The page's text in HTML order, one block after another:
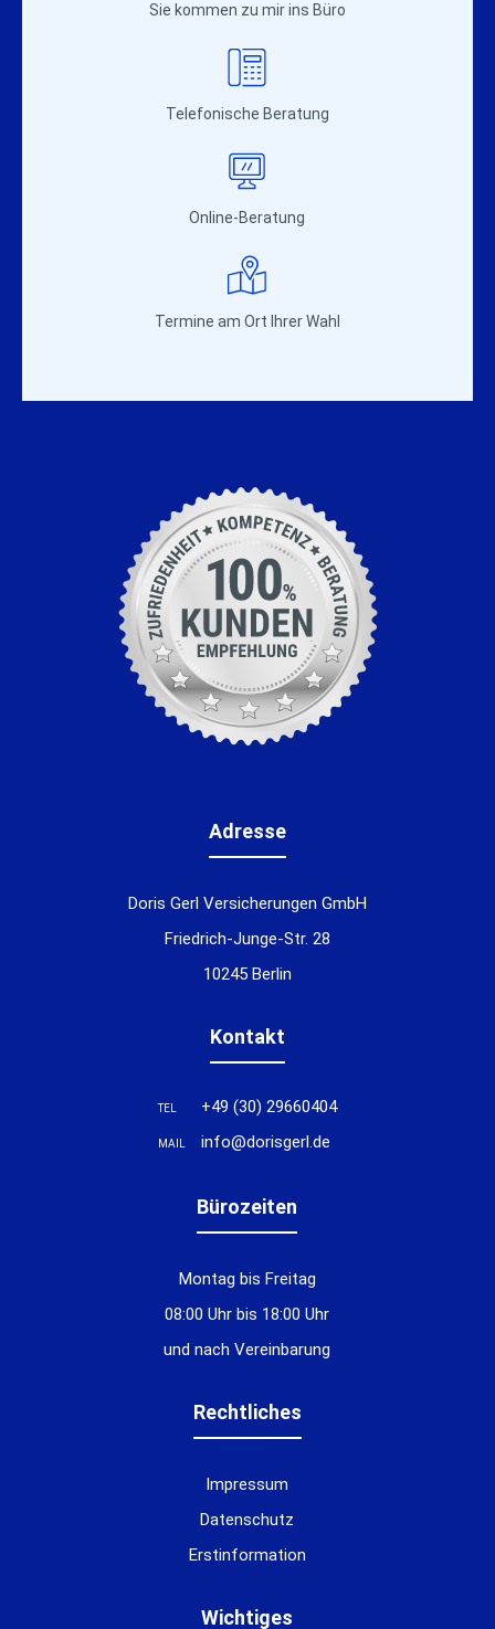
Sie kommen zu mir ins Büro
Telefonische Beratung
Online-Beratung
Termine am Ort Ihrer Wahl
Adresse
Doris Gerl Versicherungen GmbH
Friedrich-Junge-Str. 28
10245 Berlin
Kontakt
TEL +49 (30) 29660404
MAIL info@dorisgerl.de
Bürozeiten
Montag bis Freitag
08:00 Uhr bis 18:00 Uhr
und nach Vereinbarung
Rechtliches
Impressum
Datenschutz
Erstinformation
Wichtiges